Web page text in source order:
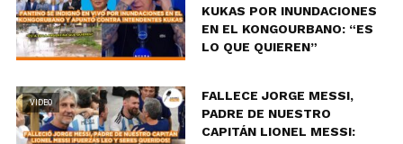
KUKAS POR INUNDACIONES
EN EL KONGOURBANO: “ES
LO QUE QUIEREN”
VIDEO
FALLECE JORGE MESSI,
PADRE DE NUESTRO
CAPITÁN LIONEL MESSI: